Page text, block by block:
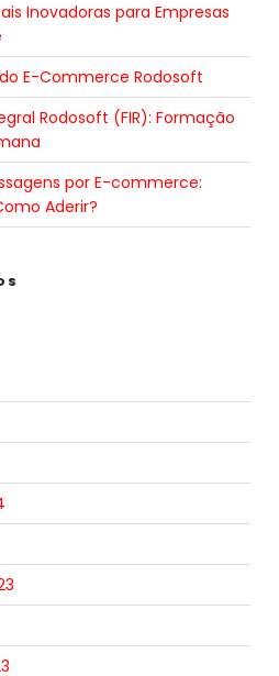
Inovadoras para Empresas
E-Commerce Rodosoft
Rodosoft (FIR): Formação
por E-commerce:
Aderir?